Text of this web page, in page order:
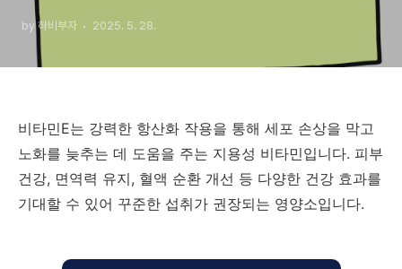
by 하비부자 2025. 5. 28.
비타민E는 강력한 항산화 작용을 통해 세포 손상을 막고
노화를 늦추는 데 도움을 주는 지용성 비타민입니다. 피부
건강, 면역력 유지, 혈액 순환 개선 등 다양한 건강 효과를
기대할 수 있어 꾸준한 섭취가 권장되는 영양소입니다.